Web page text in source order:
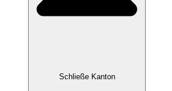
Schließe Kanton